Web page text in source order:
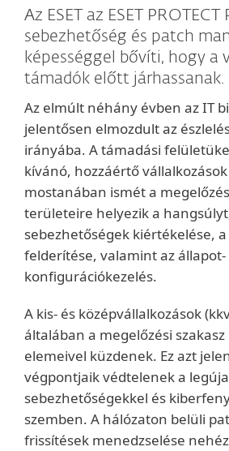
Az ESET az ESET
sebezhetőség és patch
képességgel bővíti, hogy a
támadók előtt járhassanak.
Az elmúlt néhány évben az IT
jelentősen elmozdult az
irányába. A támadási
kívánó, hozzáértő
mostanában ismét a
területeire helyezik a
sebezhetőségek kiértékelése,
felderítése, valamint az állapot-
konfigurációkezelés.
A kis- és középvállalkozások
általában a megelőzési
elemeivel küzdenek. Ez azt
végpontjaik védtelenek a
sebezhetőségekkel és
szemben. A hálózaton belüli
frissítések menedzselése